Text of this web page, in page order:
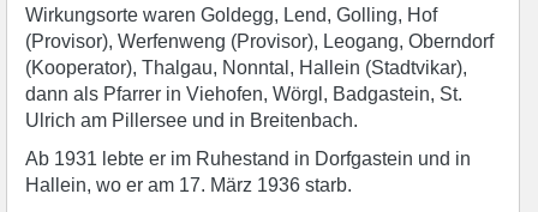
Wirkungsorte waren Goldegg, Lend, Golling, Hof
(Provisor), Werfenweng (Provisor), Leogang, Oberndorf
(Kooperator), Thalgau, Nonntal, Hallein (Stadtvikar),
dann als Pfarrer in Viehofen, Wörgl, Badgastein, St.
Ulrich am Pillersee und in Breitenbach.
Ab 1931 lebte er im Ruhestand in Dorfgastein und in
Hallein, wo er am 17. März 1936 starb.